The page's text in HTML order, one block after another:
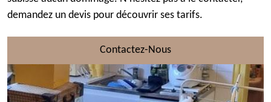
demandez un devis pour découvrir ses tarifs.
Contactez-Nous